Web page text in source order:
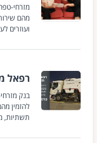
מזרחי-
מהם
ועוזרים
רפאל
בנק
להזמין
תשתיות,